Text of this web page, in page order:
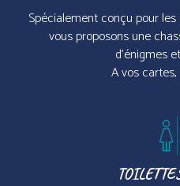
Spécialement conçu pour
vous proposons une
d’énigmes
A vos